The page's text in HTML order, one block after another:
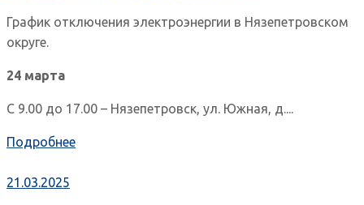
График отключения электроэнергии в Нязепетровском
округе.
24 марта
С 9.00 до 17.00 – Нязепетровск, ул. Южная, д....
Подробнее
21.03.2025